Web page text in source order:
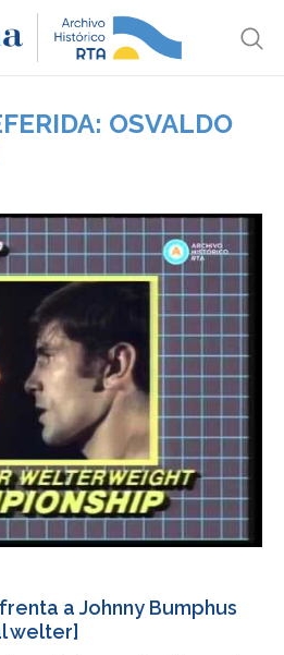
OSVALDO
a Johnny Bumphus
welter]